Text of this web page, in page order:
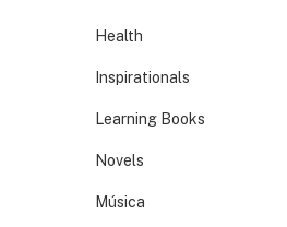
Health
Inspirationals
Learning Books
Novels
Música